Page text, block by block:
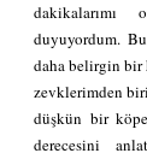
dakikalarımı
duyuyordum.
daha belirgin bir
zevklerimden
düşkün bir
derecesini